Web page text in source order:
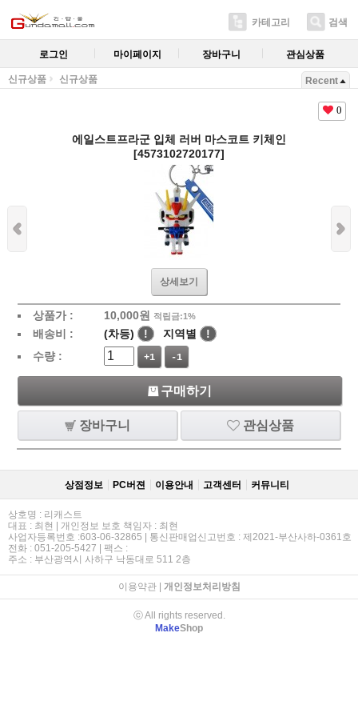
카테고리 검색
로그인 마이페이지 장바구니 관심상품
신규상품 신규상품 Recent
0
에일스트프라군 입체 러버 마스코트 키체인
[4573102720177]
상세보기
상품가 : 10,000원 적립금:1%
배송비 : (차등) ! 지역별
!
수량 :
+1 -1
구매하기
장바구니 관심상품
상점정보 PC버젼 이용안내 고객센터 커뮤니티
상호명 : 리캐스트
대표 : 최현 | 개인정보 보호 책임자 : 최현
사업자등록번호 :603-06-32865 | 통신판매업신고번호 : 제2021-부산사하-0361호
전화 : 051-205-5427 | 팩스 :
주소 : 부산광역시 사하구 낙동대로 511 2층
이용약관| 개인정보처리방침
ⓒ All rights reserved.
MakeShop